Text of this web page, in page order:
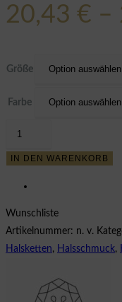
20,43 € –
Größe
Farbe
1,8
Menge
IN DEN WARENKORB
Wunschliste
Artikelnummer: n. v.
Halsketten, Halsschmuck,